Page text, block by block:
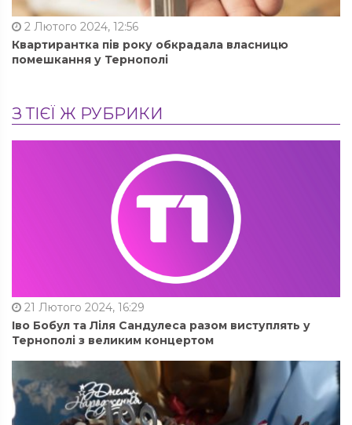
2 Лютого 2024, 12:56
Квартирантка пів року обкрадала власницю
помешкання у Тернополі
З ТІЄЇ Ж РУБРИКИ
21 Лютого 2024, 16:29
Іво Бобул та Ліля Сандулеса разом виступлять у
Тернополі з великим концертом